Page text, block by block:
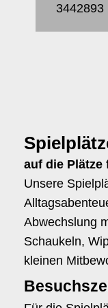
3442893
auf die Plätze
Unsere
Abwechslung
Schaukeln,
kleinen